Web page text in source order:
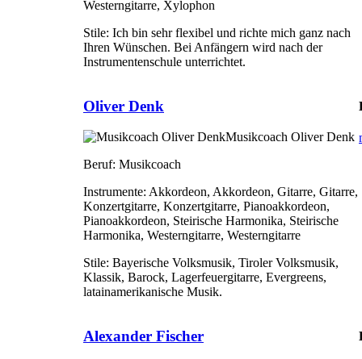
Westerngitarre, Xylophon
Stile: Ich bin sehr flexibel und richte mich ganz nach
Ihren Wünschen. Bei Anfängern wird nach der
Instrumentenschule unterrichtet.
Oliver Denk
Musikcoach Oliver Denk
Beruf: Musikcoach
Instrumente: Akkordeon, Akkordeon, Gitarre, Gitarre,
Konzertgitarre, Konzertgitarre, Pianoakkordeon,
Pianoakkordeon, Steirische Harmonika, Steirische
Harmonika, Westerngitarre, Westerngitarre
Stile: Bayerische Volksmusik, Tiroler Volksmusik,
Klassik, Barock, Lagerfeuergitarre, Evergreens,
latainamerikanische Musik.
Alexander Fischer